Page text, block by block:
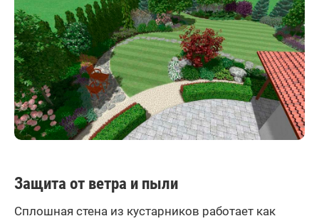
Защита от ветра и пыли
Сплошная стена из кустарников работает как